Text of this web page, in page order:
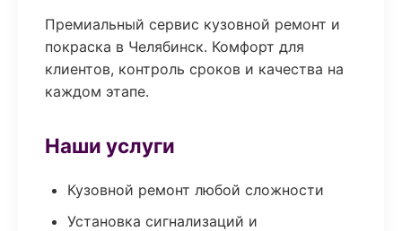
Премиальный сервис кузовной ремонт и
покраска в Челябинск. Комфорт для
клиентов, контроль сроков и качества на
каждом этапе.
Наши услуги
Кузовной ремонт любой сложности
Установка сигнализаций и